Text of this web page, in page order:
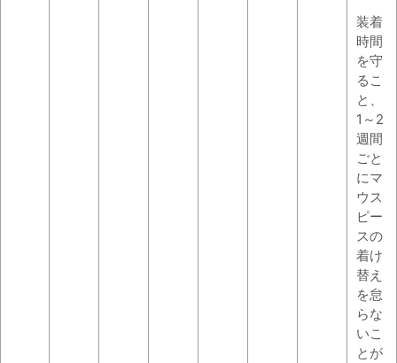
装着
時間
を守
るこ
と、
1～2
週間
ごと
にマ
ウス
ピー
スの
着け
替え
を怠
らな
いこ
とが